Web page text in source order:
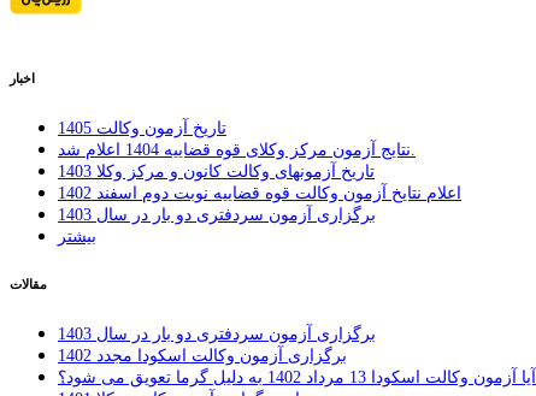
اخبار
تاریخ آزمون وکالت 1405
تاریخ آزمونهای وکالت کانون و مرکز وکلا 1403
اعلام نتایخ آزمون وکالت قوه قضاییه نوبت دوم اسفند 1402
برگزاری آزمون سردفتری دو بار در سال 1403
بیشتر
مقالات
برگزاری آزمون سردفتری دو بار در سال 1403
برگزاری آزمون وکالت اسکودا مجدد 1402
ِآیا آزمون وکالت اسکودا 13 مرداد 1402 به دلیل گرما تعویق می شود؟